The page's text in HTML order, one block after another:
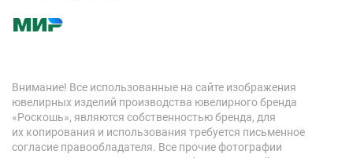
Внимание! Все использованные на сайте изображения
ювелирных изделий производства ювелирного бренда
«Роскошь», являются собственностью бренда, для
их копирования и использования требуется письменное
согласие правообладателя. Все прочие фотографии